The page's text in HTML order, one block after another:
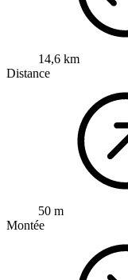
14,6 km
Distance
50 m
Montée